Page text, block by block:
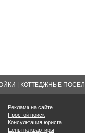
КОТТЕДЖНЫЕ
Реклама на сайте
Простой поиск
Консультация юриста
Цены на квартиры